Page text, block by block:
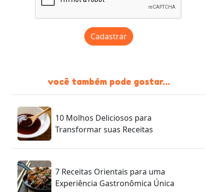
Cadastrar
você também pode gostar...
10 Molhos Deliciosos para
Transformar suas Receitas
7 Receitas Orientais para uma
Experiência Gastronômica Única